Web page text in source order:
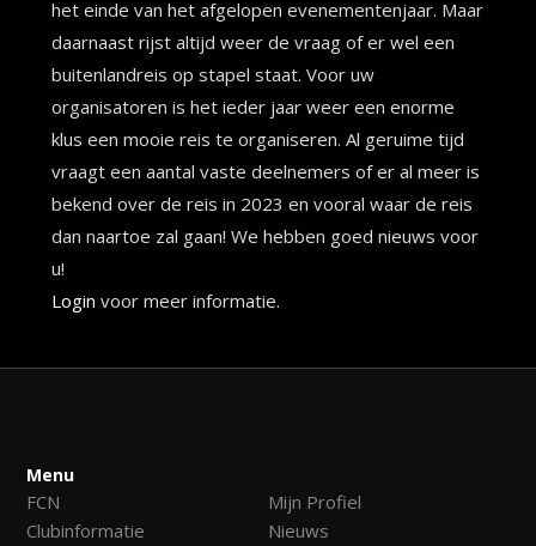
het einde van het afgelopen evenementenjaar. Maar
daarnaast rijst altijd weer de vraag of er wel een
buitenlandreis op stapel staat. Voor uw
organisatoren is het ieder jaar weer een enorme
klus een mooie reis te organiseren. Al geruime tijd
vraagt een aantal vaste deelnemers of er al meer is
bekend over de reis in 2023 en vooral waar de reis
dan naartoe zal gaan! We hebben goed nieuws voor
u!
Login voor meer informatie.
Menu
FCN
Mijn Profiel
Clubinformatie
Nieuws